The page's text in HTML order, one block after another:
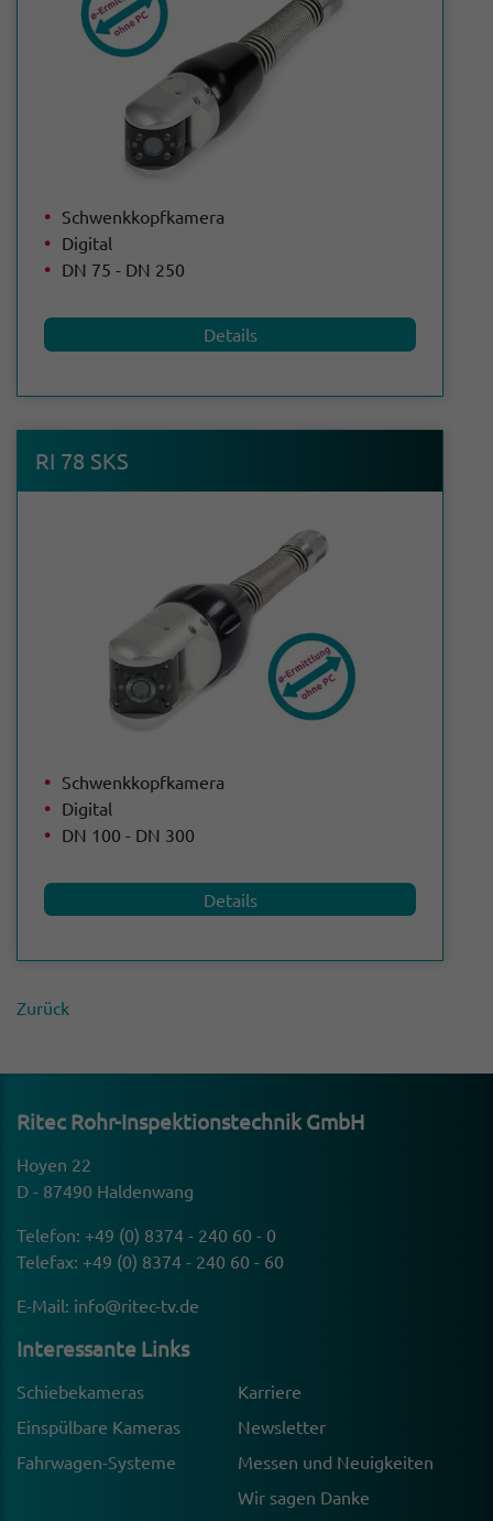
Schwenkkopfkamera
Digital
DN 75 - DN 250
Details
RI 78 SKS
Schwenkkopfkamera
Digital
DN 100 - DN 300
Details
Zurück
Ritec Rohr-Inspek­ti­ons­technik GmbH
Hoyen 22
D - 87490 Haldenwang
Telefon: +49 (0) 8374 - 240 60 - 0
Telefax: +49 (0) 8374 - 240 60 - 60
E-Mail: info@ritec-tv.de
Inter­es­sante Links
Schiebekameras
Karriere
Einspülbare Kameras
Newsletter
Fahrwagen-Systeme
Messen und Neuigkeiten
Wir sagen Danke